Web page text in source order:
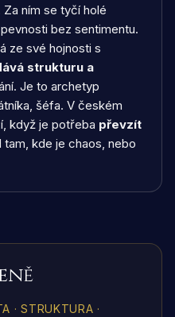
ním se tyčí holé
bez sentimentu.
ze své hojnosti s
strukturu a
Je to archetyp
šéfa. V českém
když je potřeba převzít
kde je chaos, nebo
· STRUKTURA ·